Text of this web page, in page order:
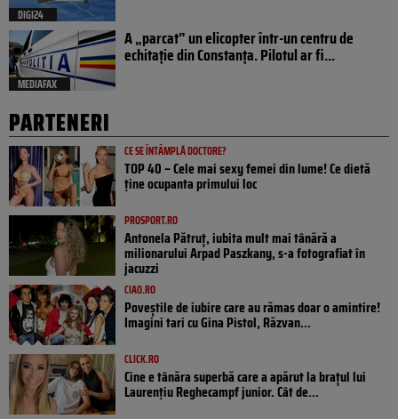
DIGI24
MEDIAFAX
A „parcat” un elicopter într-un centru de
echitație din Constanța. Pilotul ar fi...
PARTENERI
CE SE ÎNTÂMPLĂ DOCTORE?
TOP 40 – Cele mai sexy femei din lume! Ce dietă
ține ocupanta primului loc
PROSPORT.RO
Antonela Pătruț, iubita mult mai tânără a
milionarului Arpad Paszkany, s-a fotografiat în
jacuzzi
CIAO.RO
Poveştile de iubire care au rămas doar o amintire!
Imagini tari cu Gina Pistol, Răzvan...
CLICK.RO
Cine e tânăra superbă care a apărut la brațul lui
Laurențiu Reghecampf junior. Cât de...